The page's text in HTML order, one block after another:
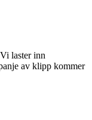
laster inn
av klipp kommer